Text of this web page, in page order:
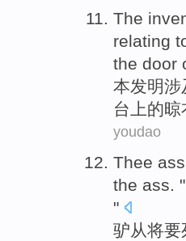
The
relating
the door
本发明涉
台上的晾
youdao
Thee ass
the ass. "
"
驴从将要